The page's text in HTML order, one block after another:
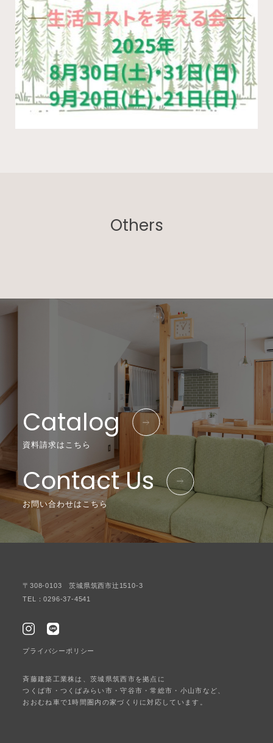
Others
Catalog
資料請求はこちら
Contact Us
お問い合わせはこちら
〒308-0103 茨城県筑西市辻1510-3
TEL：0296-37-4541
プライバシーポリシー
斉藤建築工業株は、茨城県筑西市を拠点に
つくば市・つくばみらい市・守谷市・常総市・小山市など、
おおむね車で1時間圏内の家づくりに対応しています。